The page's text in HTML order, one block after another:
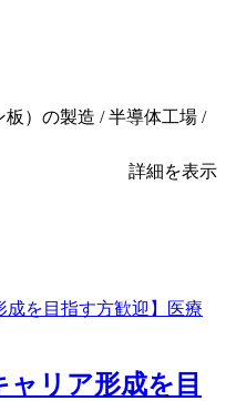
）の製造 / 半導体工場 /
詳細を表示
ャリア形成を目